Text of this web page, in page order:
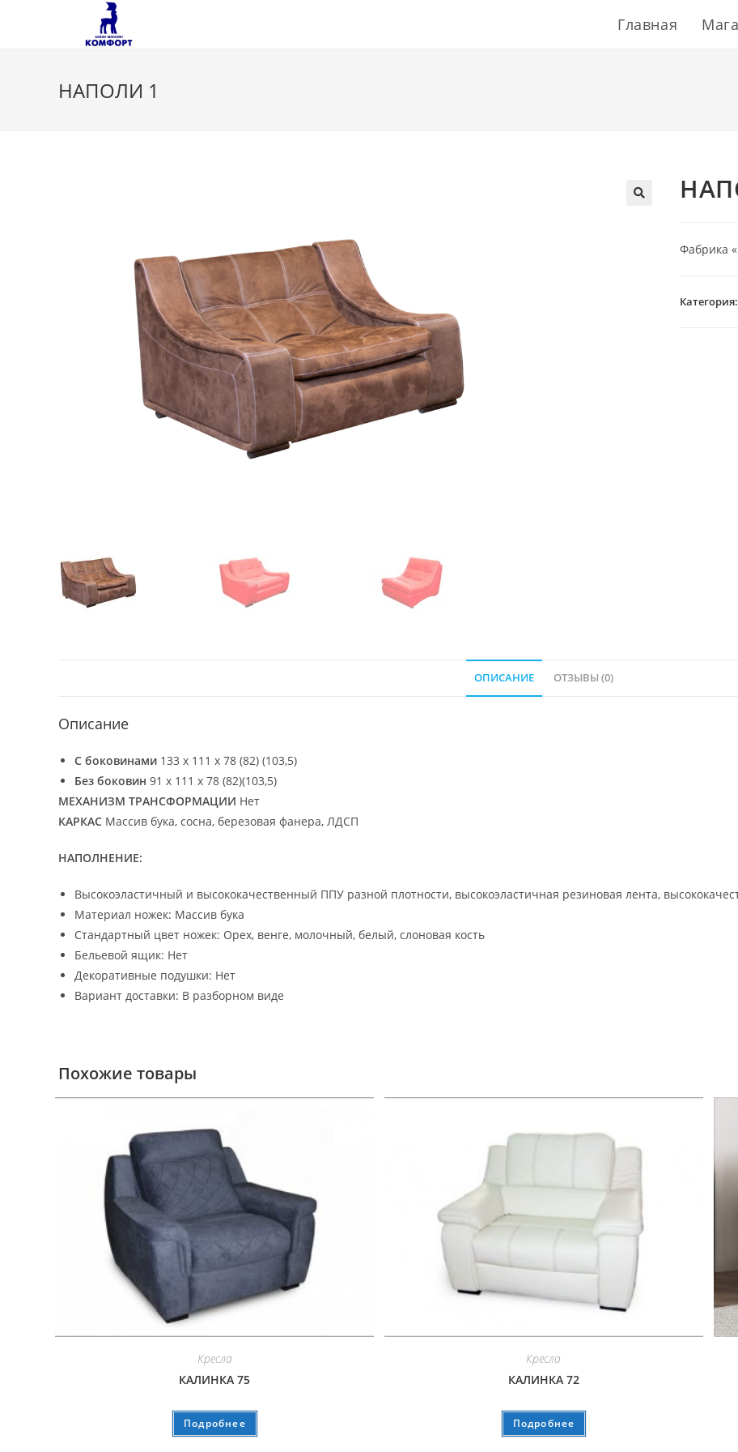
Главная
НАПОЛИ 1
Фабрика
Категория:
ОПИСАНИЕ ОТЗЫВЫ (0)
Описание
С боковинами 133 х 111 х 78 (82) (103,5)
Без боковин 91 х 111 х 78 (82)(103,5)
МЕХАНИЗМ ТРАНСФОРМАЦИИ Нет
КАРКАС Массив бука, сосна, березовая фанера, ЛДСП
НАПОЛНЕНИЕ:
Высокоэластичный и высококачественный ППУ разной плотности, высокоэластичная резиновая лента,
Материал ножек: Массив бука
Стандартный цвет ножек: Орех, венге, молочный, белый, слоновая кость
Бельевой ящик: Нет
Декоративные подушки: Нет
Вариант доставки: В разборном виде
Похожие товары
Кресла
КАЛИНКА 75
Подробнее
Кресла
КАЛИНКА 72
Подробнее